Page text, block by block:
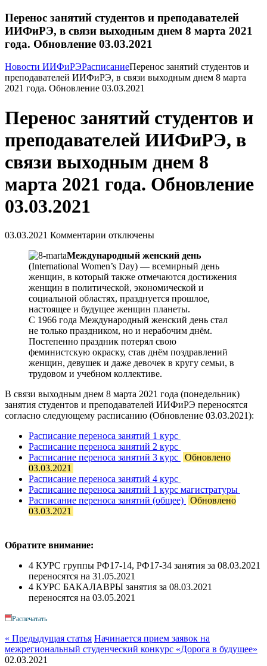
Перенос занятий студентов и преподавателей
ИИФиРЭ, в связи выходным днем 8 марта 2021
года. Обновление 03.03.2021
Новости ИИФиРЭРасписаниеПеренос занятий студентов и
преподавателей ИИФиРЭ, в связи выходным днем 8 марта
2021 года. Обновление 03.03.2021
Перенос занятий студентов и
преподавателей ИИФиРЭ, в
связи выходным днем 8
марта 2021 года. Обновление
03.03.2021
03.03.2021 Комментарии отключены
Международный женский день
(International Women’s Day) — всемирный день
женщин, в который также отмечаются достижения
женщин в политической, экономической и
социальной областях, празднуется прошлое,
настоящее и будущее женщин планеты.
С 1966 года Международный женский день стал
не только праздником, но и нерабочим днём.
Постепенно праздник потерял свою
феминистскую окраску, став днём поздравлений
женщин, девушек и даже девочек в кругу семьи, в
трудовом и учебном коллективе.
В связи выходным днем 8 марта 2021 года (понедельник)
занятия студентов и преподавателей ИИФиРЭ переносятся
согласно следующему расписанию (Обновление 03.03.2021):
Расписание переноса занятий 1 курс
Расписание переноса занятий 2 курс
Расписание переноса занятий 3 курс
Обновлено
03.03.2021
Расписание переноса занятий 4 курс
Расписание переноса занятий 1 курс магистратуры
Расписание переноса занятий (общее)
Обновлено
03.03.2021
Обратите внимание:
4 КУРС группы РФ17-14, РФ17-34 занятия за 08.03.2021
переносятся на 31.05.2021
4 КУРС БАКАЛАВРЫ занятия за 08.03.2021
переносятся на 03.05.2021
Распечатать
« Предыдущая статья Начинается прием заявок на
межрегиональный студенческий конкурс «Дорога в будущее»
02.03.2021